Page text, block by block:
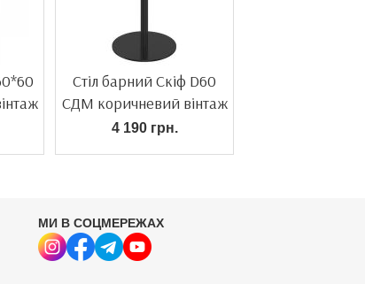
Стіл барний Скіф D60
СДМ коричневий вінтаж
4 190 грн.
МИ В СОЦМЕРЕЖАХ